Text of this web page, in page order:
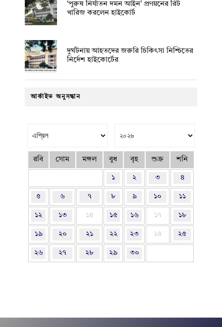
‘পুরুষ নির্যাতন দমন আইন’ প্রণয়নের রিট
খারিজ করলেন হাইকোর্ট
দুর্ঘটনায় আহতদের জরুরি চিকিৎসা নিশ্চিতের
নির্দেশ হাইকোর্টের
আর্কাইভ অনুসন্ধান
রবি সোম মঙ্গল বুধ বৃহ শুক্র শনি
১ ২ ৩ ৪
৫ ৬ ৭ ৮ ৯ ১০ ১১
১২ ১৩ ১৪ ১৫ ১৬ ১৭ ১৮
১৯ ২০ ২১ ২২ ২৩ ২৪ ২৫
২৬ ২৭ ২৮ ২৯ ৩০